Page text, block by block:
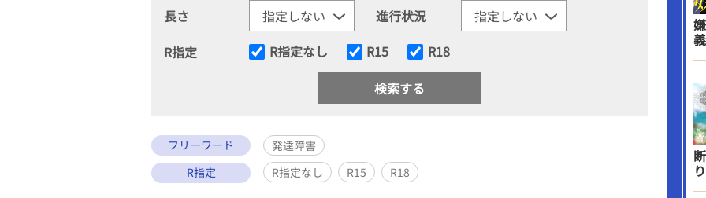
長さ
進行状況
R指定
R指定なし R15 R18
フリーワード
発達障害
R指定
R指定なし R15 R18